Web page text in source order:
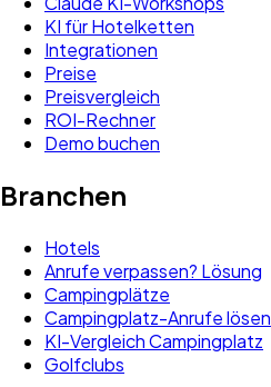
KI für Hotelketten
Integrationen
Preise
Preisvergleich
ROI-Rechner
Demo buchen
Branchen
Hotels
Anrufe verpassen? Lösung
Campingplätze
Campingplatz-Anrufe lösen
KI-Vergleich Campingplatz
Golfclubs